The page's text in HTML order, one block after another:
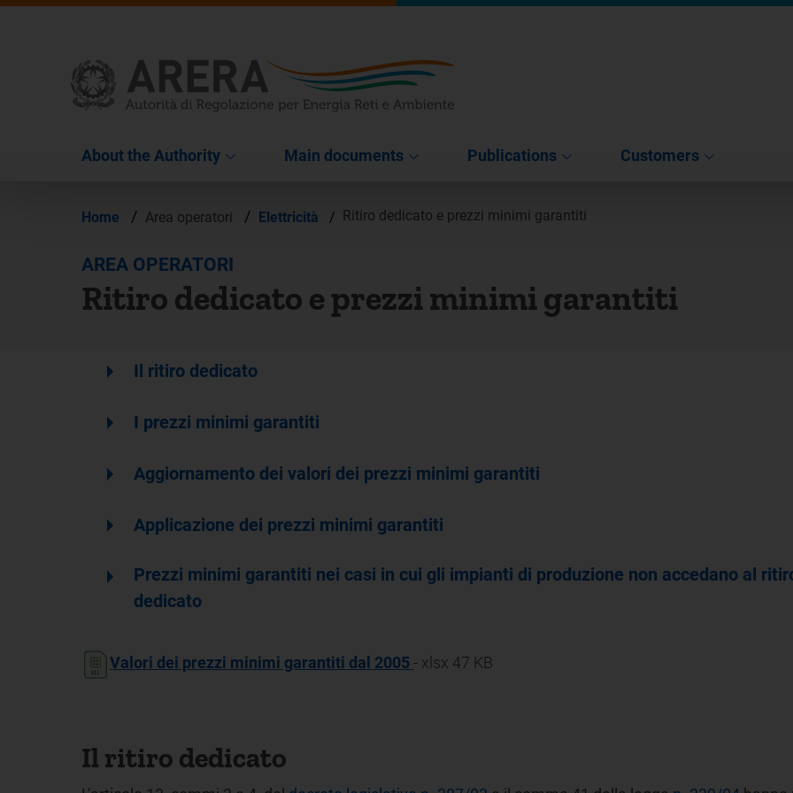
About the Authority Main documents Publications Customers
Home / Area operatori / Elettricità / Ritiro dedicato e prezzi minimi garantiti
AREA OPERATORI
Ritiro dedicato e prezzi minimi garantiti
arrow_right Il ritiro dedicato
arrow_right I prezzi minimi garantiti
arrow_right Aggiornamento dei valori dei prezzi minimi garantiti
arrow_right Applicazione dei prezzi minimi garantiti
arrow_right
Prezzi minimi garantiti nei casi in cui gli impianti di produzione non accedano al
dedicato
Valori dei prezzi minimi garantiti dal 2005 - xlsx 47 KB
Il ritiro dedicato